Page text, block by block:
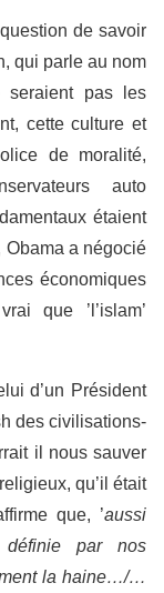
de savoir
qui parle au nom
seraient pas les
cette culture et
de moralité,
auto
étaient
Obama a négocié
économiques
que ’l’islam’
d’un Président
des civilisations-
il nous sauver
qu’il était
que, ’aussi
définie par nos
la haine…/…